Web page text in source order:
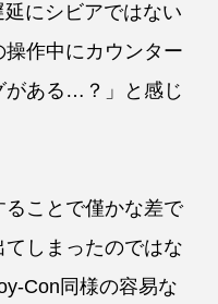
にシビアではない
作中にカウンター
がある…？」と感じ
ことで僅かな差で
しまったのではな
Con同様の容易な